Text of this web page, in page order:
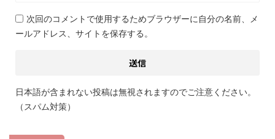
次回のコメントで使用するためブラウザーに自分の名前、メ
ールアドレス、サイトを保存する。
日本語が含まれない投稿は無視されますのでご注意ください。
（スパム対策）